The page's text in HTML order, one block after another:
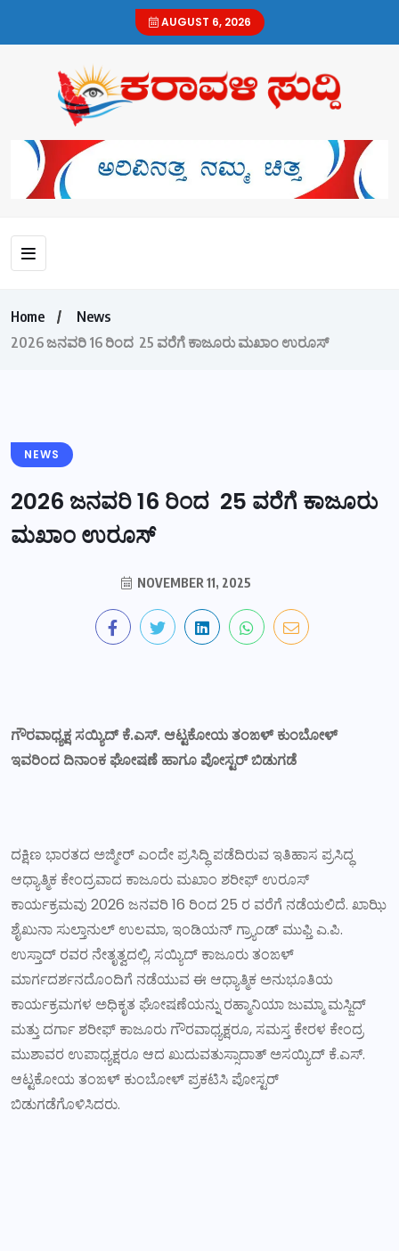
AUGUST 6, 2026
Home
News
2026 ಜನವರಿ 16 ರಿಂದ 25 ವರೆಗೆ ಕಾಜೂರು ಮಖಾಂ ಉರೂಸ್
NEWS
2026 ಜನವರಿ 16 ರಿಂದ 25 ವರೆಗೆ ಕಾಜೂರು
ಮಖಾಂ ಉರೂಸ್
NOVEMBER 11, 2025
ಗೌರವಾಧ್ಯಕ್ಷ ಸಯ್ಯಿದ್ ಕೆ.ಎಸ್. ಆಟ್ಟಕೋಯ ತಂಙಳ್ ಕುಂಬೋಳ್
ಇವರಿಂದ ದಿನಾಂಕ ಘೋಷಣೆ ಹಾಗೂ ಪೋಸ್ಟರ್ ಬಿಡುಗಡೆ
ದಕ್ಷಿಣ ಭಾರತದ ಅಜ್ಮೀರ್ ಎಂದೇ ಪ್ರಸಿದ್ಧಿ ಪಡೆದಿರುವ ಇತಿಹಾಸ ಪ್ರಸಿದ್ಧ
ಆಧ್ಯಾತ್ಮಿಕ ಕೇಂದ್ರವಾದ ಕಾಜೂರು ಮಖಾಂ ಶರೀಫ್ ಉರೂಸ್
ಕಾರ್ಯಕ್ರಮವು 2026 ಜನವರಿ 16 ರಿಂದ 25 ರ ವರೆಗೆ ನಡೆಯಲಿದೆ.‌ ಖಾಝಿ
ಶೈಖುನಾ ಸುಲ್ತಾನುಲ್ ಉಲಮಾ, ಇಂಡಿಯನ್ ಗ್ರ್ಯಾಂಡ್ ಮುಫ್ತಿ ಎ.ಪಿ.
ಉಸ್ತಾದ್ ರವರ ನೇತೃತ್ವದಲ್ಲಿ, ಸಯ್ಯಿದ್ ಕಾಜೂರು ತಂಙಳ್
ಮಾರ್ಗದರ್ಶನದೊಂದಿಗೆ ನಡೆಯುವ ಈ ಆಧ್ಯಾತ್ಮಿಕ ಅನುಭೂತಿಯ
ಕಾರ್ಯಕ್ರಮಗಳ ಅಧಿಕೃತ ಘೋಷಣೆಯನ್ನು ರಹ್ಮಾನಿಯಾ ಜುಮ್ಮಾ ಮಸ್ಜಿದ್
ಮತ್ತು ದರ್ಗಾ ಶರೀಫ್ ಕಾಜೂರು ಗೌರವಾಧ್ಯಕ್ಷರೂ, ಸಮಸ್ತ ಕೇರಳ ಕೇಂದ್ರ
ಮುಶಾವರ ಉಪಾಧ್ಯಕ್ಷರೂ ಆದ ಖುದುವತುಸ್ಸಾದಾತ್ ಅಸಯ್ಯಿದ್ ಕೆ.ಎಸ್.
ಆಟ್ಟಕೋಯ ತಂಙಳ್ ಕುಂಬೋಳ್ ಪ್ರಕಟಿಸಿ ಪೋಸ್ಟರ್
ಬಿಡುಗಡೆಗೊಳಿಸಿದರು.